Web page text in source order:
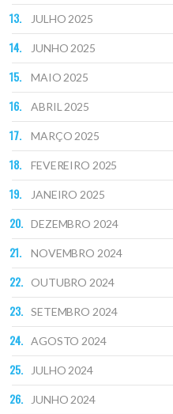
JULHO 2025
JUNHO 2025
MAIO 2025
ABRIL 2025
MARÇO 2025
FEVEREIRO 2025
JANEIRO 2025
DEZEMBRO 2024
NOVEMBRO 2024
OUTUBRO 2024
SETEMBRO 2024
AGOSTO 2024
JULHO 2024
JUNHO 2024